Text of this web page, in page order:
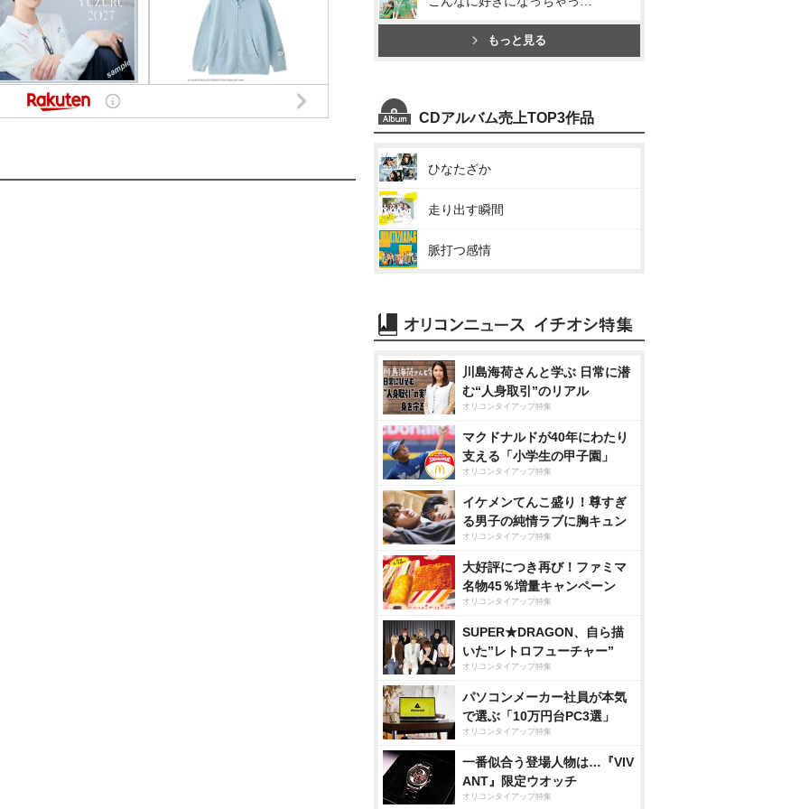
もっと見る
CDアルバム売上TOP3作品
ひなたざか
走り出す瞬間
脈打つ感情
川島海荷さんと学ぶ 日常に潜
む“人身取引”のリアル
オリコンタイアップ特集
マクドナルドが40年にわたり
支える「小学生の甲子園」
オリコンタイアップ特集
イケメンてんこ盛り！尊すぎ
る男子の純情ラブに胸キュン
オリコンタイアップ特集
大好評につき再び！ファミマ
名物45％増量キャンペーン
オリコンタイアップ特集
SUPER★DRAGON、自ら描
いた”レトロフューチャー”
オリコンタイアップ特集
パソコンメーカー社員が本気
で選ぶ「10万円台PC3選」
オリコンタイアップ特集
一番似合う登場人物は…『VIV
ANT』限定ウオッチ
オリコンタイアップ特集